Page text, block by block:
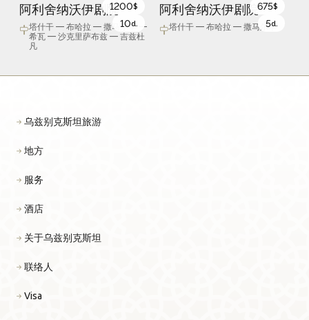
阿利舍纳沃伊剧院
塔什干 — 布哈拉 — 撒马尔罕 —
希瓦 — 沙克里萨布兹 — 吉兹杜
凡
1200$
10d.
阿利舍纳沃伊剧院
塔什干 — 布哈拉 — 撒马尔罕
675$
5d.
乌兹别克斯坦旅游
地方
服务
酒店
关于乌兹别克斯坦
联络人
Visa